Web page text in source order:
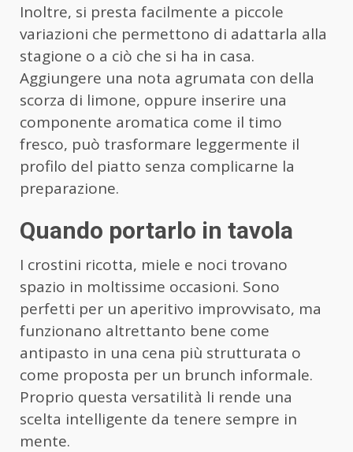
Inoltre, si presta facilmente a piccole
variazioni che permettono di adattarla alla
stagione o a ciò che si ha in casa.
Aggiungere una nota agrumata con della
scorza di limone, oppure inserire una
componente aromatica come il timo
fresco, può trasformare leggermente il
profilo del piatto senza complicarne la
preparazione.
Quando portarlo in tavola
I crostini ricotta, miele e noci trovano
spazio in moltissime occasioni. Sono
perfetti per un aperitivo improvvisato, ma
funzionano altrettanto bene come
antipasto in una cena più strutturata o
come proposta per un brunch informale.
Proprio questa versatilità li rende una
scelta intelligente da tenere sempre in
mente.